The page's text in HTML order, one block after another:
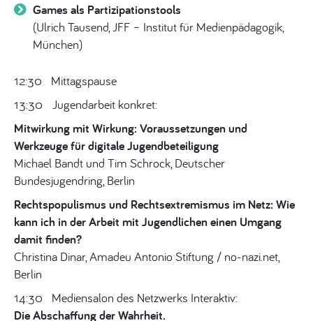
Games als Partizipationstools
(Ulrich Tausend, JFF – Institut für Medienpädagogik,
München)
12:30
Mittagspause
13:30 Jugendarbeit konkret:
Mitwirkung mit Wirkung: Voraussetzungen und
Werkzeuge für digitale Jugendbeteiligung
Michael Bandt und Tim Schrock, Deutscher
Bundesjugendring, Berlin
Rechtspopulismus und Rechtsextremismus im Netz: Wie
kann ich in der Arbeit mit Jugendlichen einen Umgang
damit finden?
Christina Dinar, Amadeu Antonio Stiftung / no-nazi.net,
Berlin
14:30 Mediensalon des Netzwerks Interaktiv:
Die Abschaffung der Wahrheit.